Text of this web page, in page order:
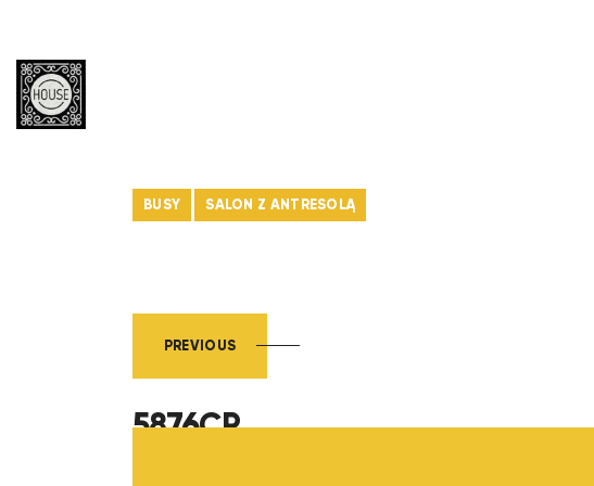
BUSY SALON Z ANTRESOLĄ
PREVIOUS
5876CP